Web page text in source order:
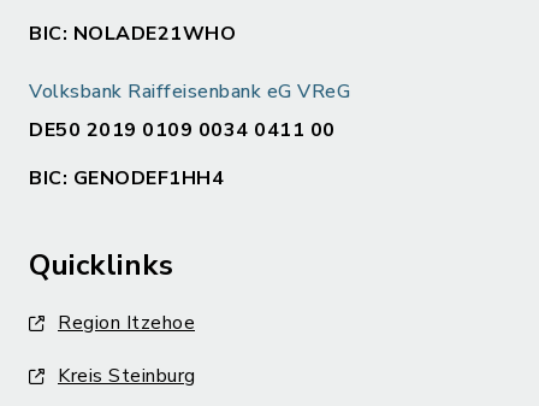
BIC: NOLADE21WHO
Volksbank Raiffeisenbank eG VReG
DE50 2019 0109 0034 0411 00
BIC: GENODEF1HH4
Quicklinks
Region Itzehoe
Kreis Steinburg